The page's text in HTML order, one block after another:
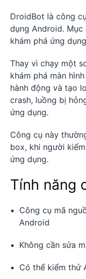
DroidBot là công
dụng Android.
khám phá ứng
Thay vì chạy một
khám phá màn
hành động và tạo
crash, luồng bị
ứng dụng.
Công cụ này
box, khi người
ứng dụng.
Tính năng
Công cụ mã
Android
Không cần sửa
Có thể kiểm thử